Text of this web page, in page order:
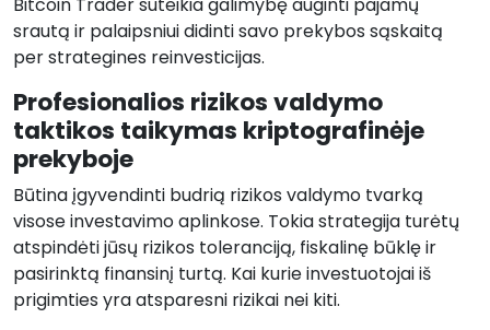
Bitcoin Trader suteikia galimybę auginti pajamų
srautą ir palaipsniui didinti savo prekybos sąskaitą
per strategines reinvesticijas.
Profesionalios rizikos valdymo
taktikos taikymas kriptografinėje
prekyboje
Būtina įgyvendinti budrią rizikos valdymo tvarką
visose investavimo aplinkose. Tokia strategija turėtų
atspindėti jūsų rizikos toleranciją, fiskalinę būklę ir
pasirinktą finansinį turtą. Kai kurie investuotojai iš
prigimties yra atsparesni rizikai nei kiti.